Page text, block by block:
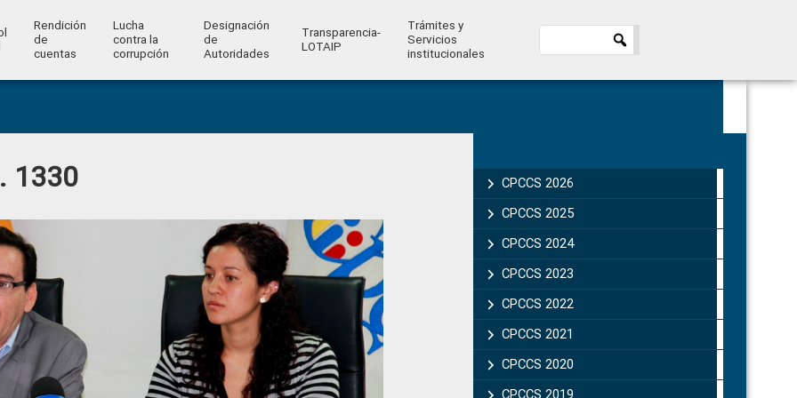
Rendición
de
cuentas
Lucha
contra la
corrupción
Designación
de
Autoridades
Transparencia-
LOTAIP
Trámites y
Servicios
institucionales
1330
Sidebar
CPCCS 2026
CPCCS 2025
CPCCS 2024
CPCCS 2023
CPCCS 2022
CPCCS 2021
CPCCS 2020
CPCCS 2019 .